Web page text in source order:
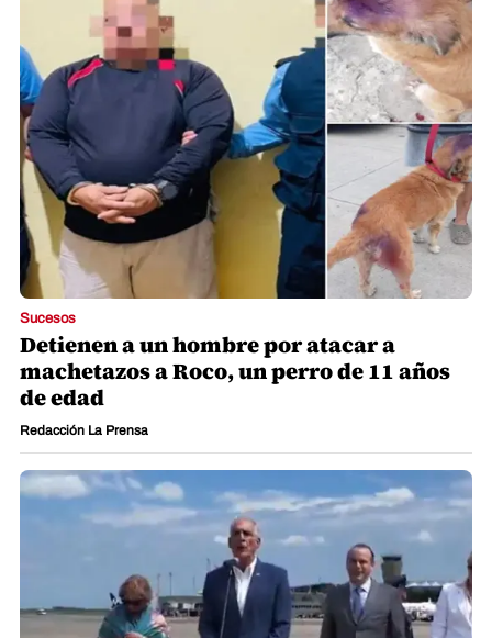
Sucesos
Detienen a un hombre por atacar a
machetazos a Roco, un perro de 11 años
de edad
Redacción La Prensa